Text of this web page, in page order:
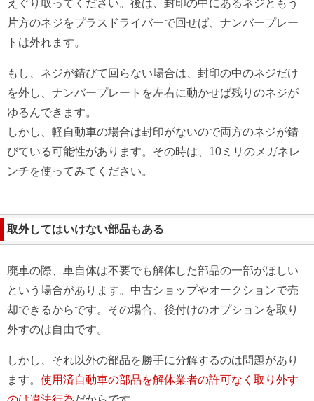
えぐり取ってください。後は、封印の中にあるネジともう
片方のネジをプラスドライバーで回せば、ナンバープレー
トは外れます。
もし、ネジが錆びて回らない場合は、封印の中のネジだけ
を外し、ナンバープレートを左右に動かせば残りのネジが
ゆるんできます。
しかし、軽自動車の場合は封印がないので両方のネジが錆
びている可能性があります。その時は、10ミリのメガネレ
ンチを使ってみてください。
取外してはいけない部品もある
廃車の際、車自体は不要でも解体した部品の一部がほしい
という場合があります。中古ショップやオークションで売
却できるからです。その場合、後付けのオプションを取り
外すのは自由です。
しかし、それ以外の部品を勝手に分解するのは問題があり
ます。 使用済自動車の部品を解体業者の許可なく取り外す